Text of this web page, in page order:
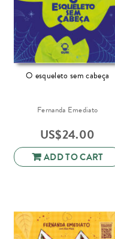
O esqueleto sem cabeça
Fernanda Emediato
US$24.00
ADD TO CART